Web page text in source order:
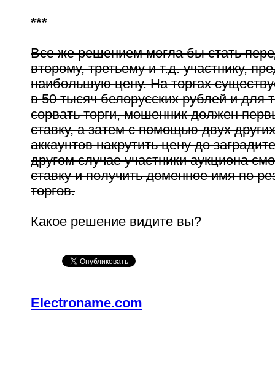
***
Все же решением могла бы стать
второму, третьему и т.д. участнику,
наибольшую цену. На торгах
в 50 тысяч белорусских рублей и для
сорвать торги, мошенник должен
ставку, а затем с помощью двух
аккаунтов накрутить цену до
другом случае участники аукциона
ставку и получить доменное имя по
торгов.
Какое решение видите вы?
Electroname.com